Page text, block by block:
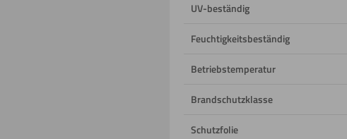
UV-beständig
Feuchtigkeitsbeständig
Betriebstemperatur
Brandschutzklasse
Schutzfolie